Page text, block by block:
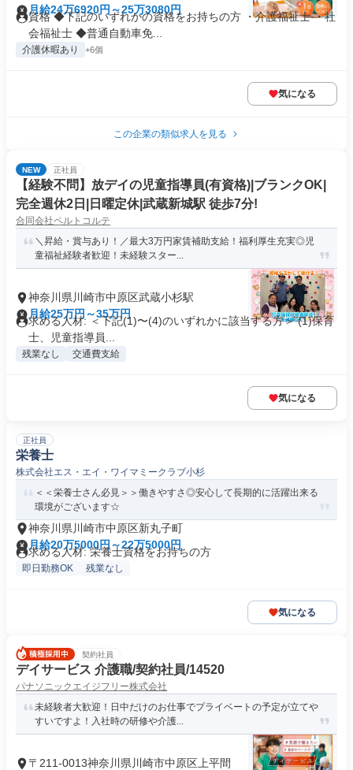
月給24万6920円～25万3080円
資格 ◆下記のいずれかの資格をお持ちの方 ・介護福祉士 ・社
会福祉士 ◆普通自動車免...
介護休暇あり +6個
気になる
この企業の類似求人を見る
NEW 正社員
【経験不問】放デイの児童指導員(有資格)|ブランクOK|
完全週休2日|日曜定休|武蔵新城駅 徒歩7分!
合同会社ペルトコルテ
＼昇給・賞与あり！／最大3万円家賃補助支給！福利厚生充実◎児
童福祉経験者歓迎！未経験スター...
神奈川県川崎市中原区武蔵小杉駅
月給25万円～35万円
求める人材: ＜下記(1)〜(4)のいずれかに該当する⽅＞ (1)保育
⼠、児童指導員...
残業なし 交通費支給
気になる
正社員
栄養士
株式会社エス・エイ・ワイマミークラブ小杉
＜＜栄養士さん必見＞＞働きやすさ◎安心して長期的に活躍出来る
環境がございます☆
神奈川県川崎市中原区新丸子町
月給20万5000円～22万5000円
求める人材: 栄養士資格をお持ちの方
即日勤務OK 残業なし
気になる
契約社員
デイサービス 介護職/契約社員/14520
パナソニックエイジフリー株式会社
未経験者大歓迎！日中だけのお仕事でプライベートの予定が立てや
すいですよ！入社時の研修や介護...
〒211-0013神奈川県川崎市中原区上平間